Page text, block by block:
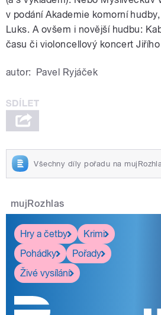
v podání Akademie komorní
Luks. A ovšem i novější hudbu:
času či violoncellový koncert Jiřího
autor: Pavel Ryjáček
Všechny díly pořadu na
mujRozhlas
Hry a četby
Krimi
Pohádky
Pořady
Živé vysílání